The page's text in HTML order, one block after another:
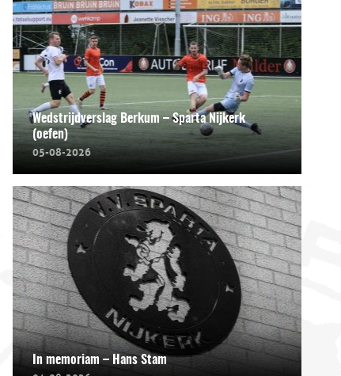
Wedstrijdverslag Berkum – Sparta Nijkerk
(oefen)
05-08-2026
In memoriam – Hans Stam